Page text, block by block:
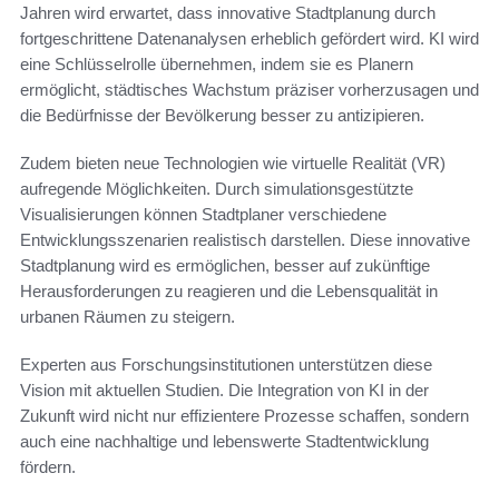
Jahren wird erwartet, dass innovative Stadtplanung durch
fortgeschrittene Datenanalysen erheblich gefördert wird. KI wird
eine Schlüsselrolle übernehmen, indem sie es Planern
ermöglicht, städtisches Wachstum präziser vorherzusagen und
die Bedürfnisse der Bevölkerung besser zu antizipieren.
Zudem bieten neue Technologien wie virtuelle Realität (VR)
aufregende Möglichkeiten. Durch simulationsgestützte
Visualisierungen können Stadtplaner verschiedene
Entwicklungsszenarien realistisch darstellen. Diese innovative
Stadtplanung wird es ermöglichen, besser auf zukünftige
Herausforderungen zu reagieren und die Lebensqualität in
urbanen Räumen zu steigern.
Experten aus Forschungsinstitutionen unterstützen diese
Vision mit aktuellen Studien. Die Integration von KI in der
Zukunft wird nicht nur effizientere Prozesse schaffen, sondern
auch eine nachhaltige und lebenswerte Stadtentwicklung
fördern.